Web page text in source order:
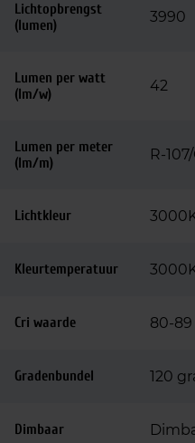
Lichtopbrengst
(lumen)
3990
Lumen per watt
(lm/w)
42
Lumen per meter
(lm/m)
R-
Lichtkleur
Kleurtemperatuur
Cri waarde 80-
Gradenbundel 120
Dimbaar